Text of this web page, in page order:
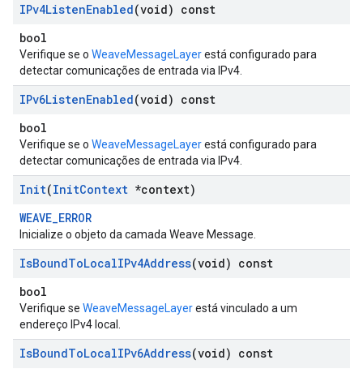
IPv4ListenEnabled(void) const
bool
Verifique se o WeaveMessageLayerestá configurado para
detectar comunicações de entrada via IPv4.
IPv6ListenEnabled(void) const
bool
Verifique se o WeaveMessageLayerestá configurado para
detectar comunicações de entrada via IPv4.
Init(InitContext *context)
WEAVE_ERROR
Inicialize o objeto da camada Weave Message.
IsBoundToLocalIPv4Address(void) const
bool
Verifique se WeaveMessageLayerestá vinculado a um
endereço IPv4 local.
IsBoundToLocalIPv6Address(void) const